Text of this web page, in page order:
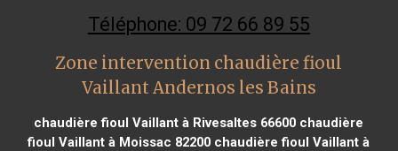
Téléphone: 09 72 66 89 55
Zone intervention chaudière fioul
Vaillant Andernos les Bains
chaudière fioul Vaillant à Rivesaltes 66600 chaudière
fioul Vaillant à Moissac 82200 chaudière fioul Vaillant à